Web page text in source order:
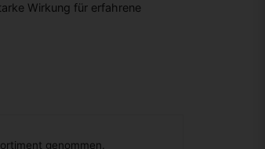
Wirkung für erfahrene
genommen.